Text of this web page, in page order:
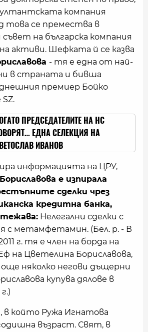
компания
това се премества в
на българска компания
активи. Шефката й се казва
- тя е една от най-
в страната и бивша
премиер Бойко
ПРЕДСЕДАТЕЛИТЕ НА НС
ЕДНА СЕЛЕКЦИЯ НА
ИВАНОВ
информацията на ЦРУ,
Бориславова е изпирала
сделки чрез
кредитна банка,
Нелегални сделки с
с метамфетамин. (Бел. р. - В
г. тя е член на борда на
на Цветелина Бориславова,
още няколко негови дъщерни
купува дялове в
в който Ружа Игнатова
възраст. Свят, в